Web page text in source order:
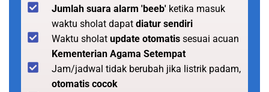
Jumlah suara alarm 'beeb' ketika masuk
waktu sholat dapat diatur sendiri
Waktu sholat update otomatis sesuai acuan
Kementerian Agama Setempat
Jam/jadwal tidak berubah jika listrik padam,
otomatis cocok